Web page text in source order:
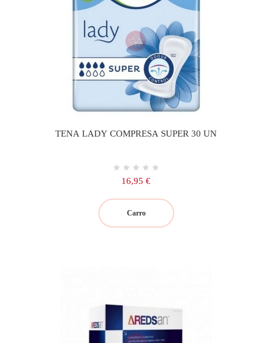
TENA LADY COMPRESA SUPER 30 UN
Precio
16,95 €
Carro